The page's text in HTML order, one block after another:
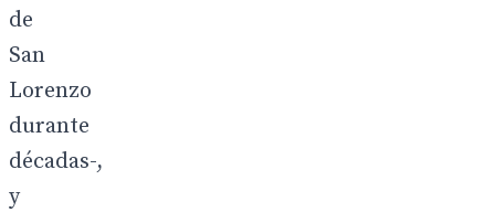
de
San
Lorenzo
durante
décadas-,
y